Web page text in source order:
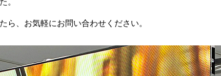
ら、お気軽にお問い合わせください。